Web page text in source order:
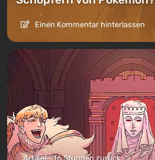
Einen Kommentar hinterlassen
Artikel 16 Stunden zurück